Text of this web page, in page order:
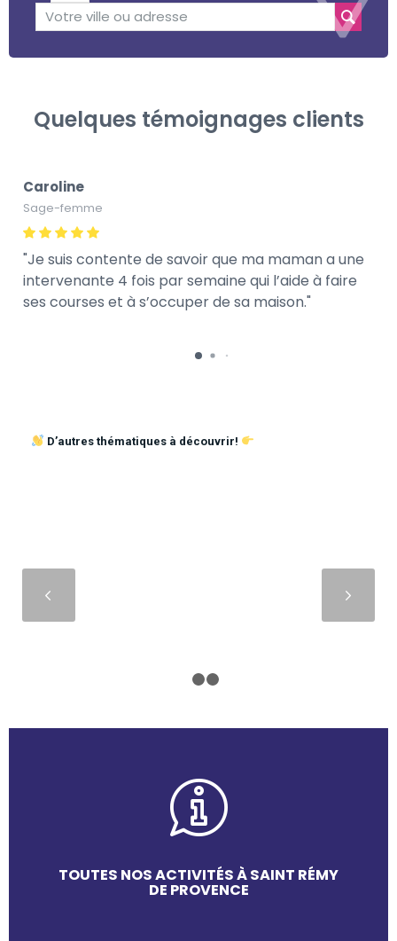
Quelques témoignages clients
Caroline
Sage-femme
Je suis contente de savoir que ma maman a une
intervenante 4 fois par semaine qui l’aide à faire
ses courses et à s’occuper de sa maison.
D’autres thématiques à découvrir!
TOUTES NOS ACTIVITÉS À SAINT RÉMY
DE PROVENCE